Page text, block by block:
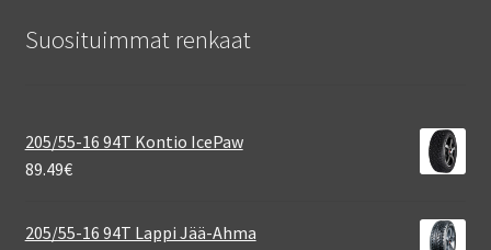
Suosituimmat renkaat
205/55-16 94T Kontio IcePaw
89.49€
205/55-16 94T Lappi Jää-Ahma